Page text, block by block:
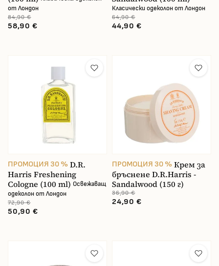
от Лондон
84,90 €
58,90 €
Класически одеколон от Лондон
64,90 €
44,90 €
ПРОМОЦИЯ 30 % D.R.
Harris Freshening
Cologne (100 ml) Освежаващ
одеколон от Лондон
72,90 €
50,90 €
ПРОМОЦИЯ 30 % Крем за
бръснене D.R.Harris -
Sandalwood (150 г)
36,90 €
24,90 €